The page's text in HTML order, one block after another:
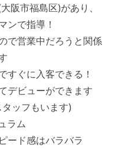
阪市福島区)があり、
ンで指導！
で営業中だろうと関係
すぐに入客できる！
デビューができます
ッフもいます)
ラム
ード感はバラバラ